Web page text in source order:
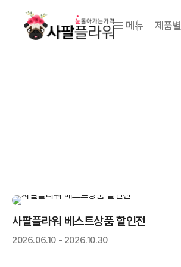
메뉴 제품별
사팔플라워 베스트상품 할인전
2026.06.10 - 2026.10.30